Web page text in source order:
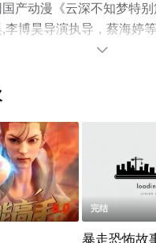
产动漫《云深不知梦特
李博昊导演执导，蔡海婷
结局剧情已揭晓（1-6全集
漫、电视猫或剧情网等平

6.0 完结
暴走恐怖故